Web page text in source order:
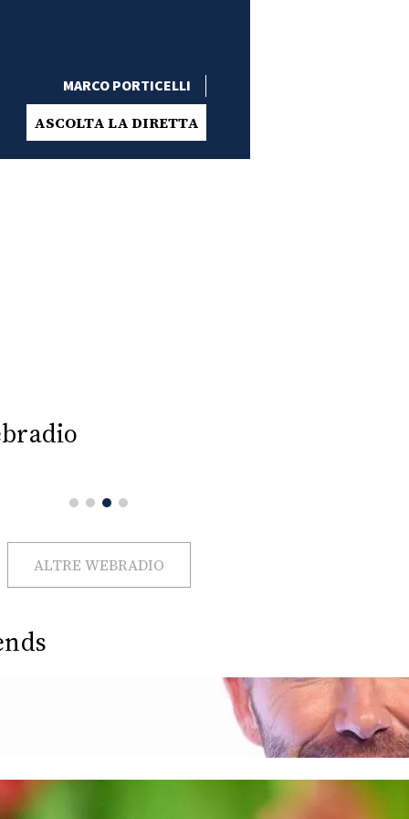
MARCO PORTICELLI
ASCOLTA LA DIRETTA
ALTRE WEBRADIO